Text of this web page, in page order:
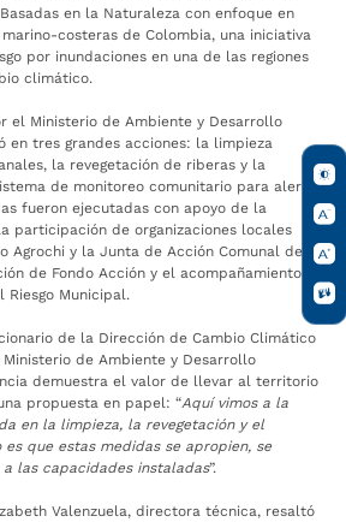
en la Naturaleza con enfoque en
costeras de Colombia, una iniciativa
por inundaciones en una de las regiones
climático.
el Ministerio de Ambiente y Desarrollo
en tres grandes acciones: la limpieza
la revegetación de riberas y la
de monitoreo comunitario para alertas
fueron ejecutadas con apoyo de la
participación de organizaciones locales
Agrochi y la Junta de Acción Comunal de
de Fondo Acción y el acompañamiento de
Riesgo Municipal.
de la Dirección de Cambio Climático
de Ambiente y Desarrollo
demuestra el valor de llevar al territorio
propuesta en papel: “Aquí vimos a la
en la limpieza, la revegetación y el
que estas medidas se apropien, se
a las capacidades instaladas”.
Valenzuela, directora técnica, resaltó